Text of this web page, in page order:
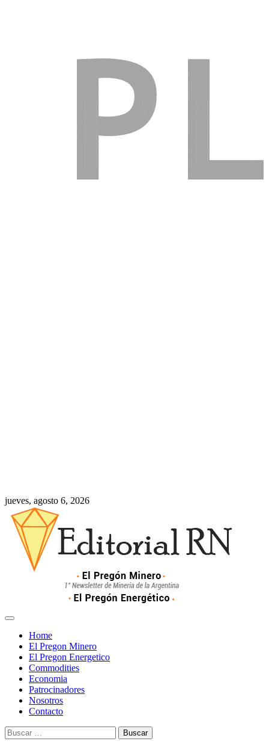
jueves, agosto 6, 2026
Home
El Pregon Minero
El Pregon Energetico
Commodities
Economia
Patrocinadores
Nosotros
Contacto
Buscar: